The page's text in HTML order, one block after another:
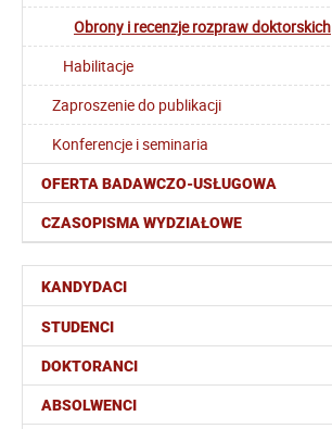
Obrony i recenzje rozpraw doktorskich
Habilitacje
Zaproszenie do publikacji
Konferencje i seminaria
OFERTA BADAWCZO-USŁUGOWA
CZASOPISMA WYDZIAŁOWE
KANDYDACI
STUDENCI
DOKTORANCI
ABSOLWENCI